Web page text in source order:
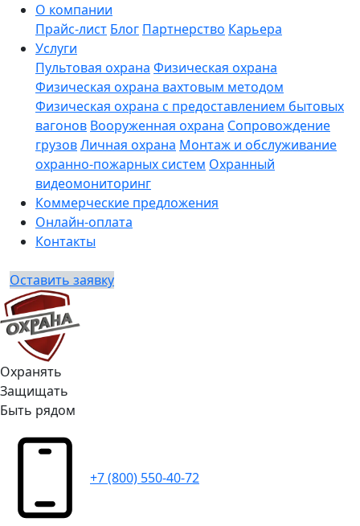
О компании
Прайс-лист Блог Партнерство Карьера
Услуги
Пультовая охрана Физическая охрана
Физическая охрана вахтовым методом
Физическая охрана с предоставлением бытовых
вагонов Вооруженная охрана Сопровождение
грузовЛичная охрана Монтаж и обслуживание
охранно-пожарных систем Охранный
видеомониторинг
Коммерческие предложения
Онлайн-оплата
Контакты
Оставить заявку
Охранять
Защищать
Быть рядом
+7 (800) 550-40-72